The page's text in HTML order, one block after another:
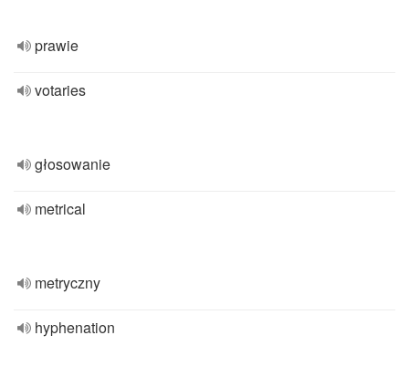
prawie
votaries
głosowanie
metrical
metryczny
hyphenation